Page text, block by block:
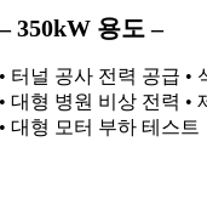
– 350kW 용도 –
• 터널 공사 전력 공급 •
• 대형 병원 비상 전력 •
• 대형 모터 부하 테스트